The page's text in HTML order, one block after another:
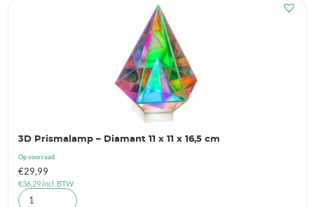
3D Prismalamp – Diamant 11 x 11 x 16,5 cm
Op voorraad
€29,99
€36,29incl. BTW